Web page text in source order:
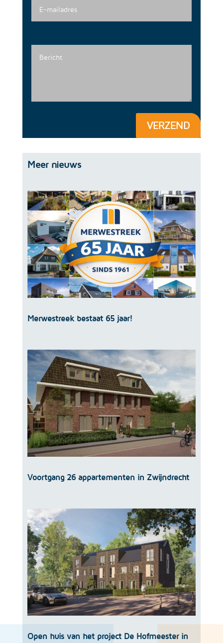
VERZEND
Meer nieuws
Merwestreek bestaat 65 jaar!
Voortgang 26 appartementen in Zwijndrecht
Open huis van het project De Hofmeester in